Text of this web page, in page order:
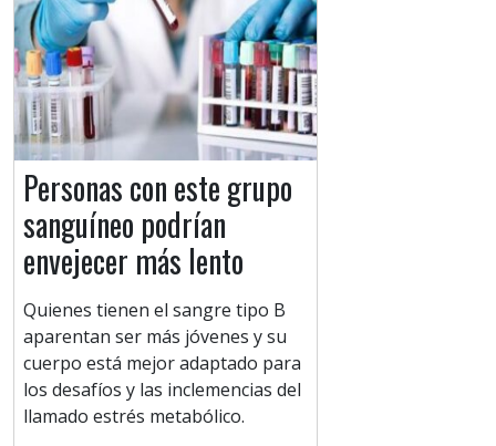
Personas con este grupo
sanguíneo podrían
envejecer más lento
Quienes tienen el sangre tipo B
aparentan ser más jóvenes y su
cuerpo está mejor adaptado para
los desafíos y las inclemencias del
llamado estrés metabólico.